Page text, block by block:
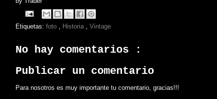
Etiquetas: foto Historia Vintage
No hay comentarios :
Publicar un comentario
Para nosotros es muy importante tu comentario, gracias!!!